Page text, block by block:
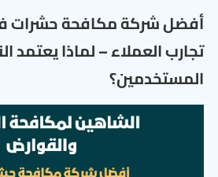
أفضل شركة مكافحة حشرات
تجارب العملاء – لماذا يعتمد
المستخدمين؟